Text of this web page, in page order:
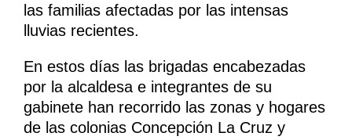
las familias afectadas por las intensas
lluvias recientes.
En estos días las brigadas encabezadas
por la alcaldesa e integrantes de su
gabinete han recorrido las zonas y hogares
de las colonias Concepción La Cruz y